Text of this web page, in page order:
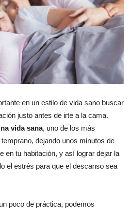
en un estilo de vida sano buscar
justo antes de irte a la cama.
vida sana, uno de los más
dejando unos minutos de
en tu habitación, y así lograr dejar la
el estrés para que el descanso sea
poco de práctica, podemos